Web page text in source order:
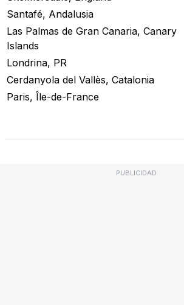
Santafé, Andalusia
Las Palmas de Gran Canaria, Canary
Islands
Londrina, PR
Cerdanyola del Vallès, Catalonia
Paris, Île-de-France
PUBLICIDAD